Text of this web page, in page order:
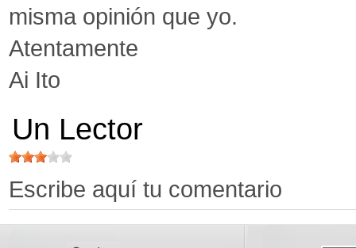
misma opinión que yo.
Atentamente
Ai Ito
Un Lector
Escribe aquí tu comentario